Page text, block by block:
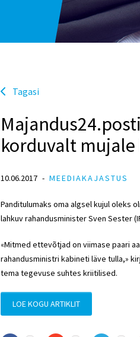
Tagasi
korduvalt
10.06.2017 MEEDIAKAJASTUS
Panditulumaks oma algsel kujul oleks
lahkuv rahandusminister Sven Sester
«Mitmed ettevõtjad on viimase paari
rahandusministri kabineti läve tulla,»
tema tegevuse suhtes kriitilised.
LOE KOGU ARTIKLIT